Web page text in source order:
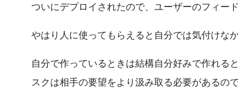
ついにデプロイされたので、ユーザーのフィー
やはり人に使ってもらえると自分では気付けな
自分で作っているときは結構自分好みで作れる
スクは相手の要望をより汲み取る必要があるので